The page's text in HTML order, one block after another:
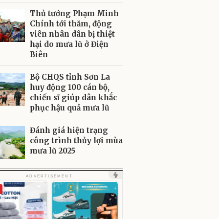
Thủ tướng Phạm Minh
Chính tới thăm, động
viên nhân dân bị thiệt
hại do mưa lũ ở Điện
Biên
Bộ CHQS tỉnh Sơn La
huy động 100 cán bộ,
chiến sĩ giúp dân khắc
phục hậu quả mưa lũ
Đánh giá hiện trạng
công trình thủy lợi mùa
mưa lũ 2025
ADVERTISEMENT